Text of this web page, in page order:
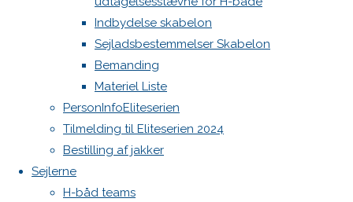
Indbydelse skabelon
Sejladsbestemmelser Skabelon
Bemanding
Materiel Liste
PersonInfoEliteserien
Tilmelding til Eliteserien 2024
Bestilling af jakker
Sejlerne
H-båd teams
Din e-
mailadresse
vil ikke
blive
publiceret.
Krævede
felter er
markeret
med*